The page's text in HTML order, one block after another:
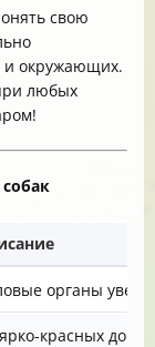
свою
и окружающих.
любых
органы
красных до